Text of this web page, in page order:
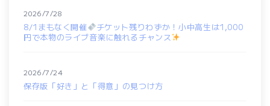
8/1まもなく開催
チケット残りわずか！小中高生は1,000
円で本物のライブ音楽に触れるチャンス
2026/7/28
保存版「好き」と「得意」の見つけ方
2026/7/24